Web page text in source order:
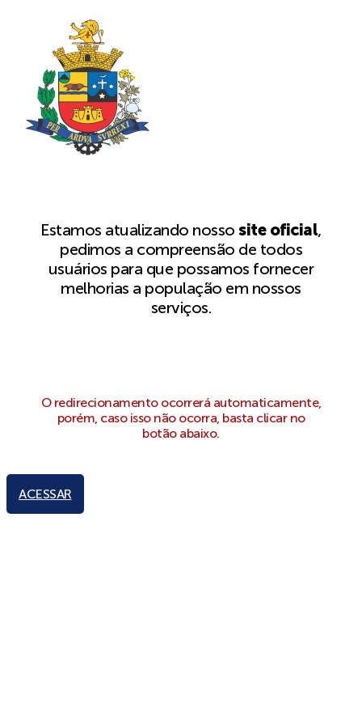
Estamos atualizando nossosite oficial,
pedimos a compreensão de todos
usuários para que possamos fornecer
melhorias a população em nossos
serviços.
O redirecionamento ocorrerá automaticamente,
porém, caso isso não ocorra, basta clicar no
botão abaixo.
ACESSAR